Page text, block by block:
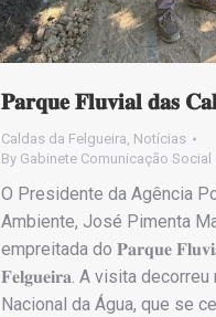
𝐏𝐚𝐫𝐪𝐮𝐞 𝐅𝐥𝐮𝐯𝐢𝐚𝐥 𝐝𝐚𝐬
Caldas da Felgueira, Notícias
By Gabinete Comunicação Social
O Presidente da Agência
Ambiente, José Pimenta
empreitada do 𝐏𝐚𝐫𝐪𝐮𝐞
𝐅𝐞𝐥𝐠𝐮𝐞𝐢𝐫𝐚. A visita
Nacional da Água, que se